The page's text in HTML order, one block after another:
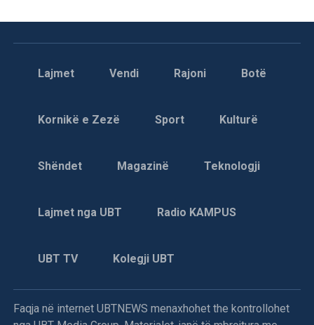
Lajmet Vendi Rajoni Botë
Kornikë e Zezë Sport Kulturë
Shëndet Magazinë Teknologji
Lajmet nga UBT Radio KAMPUS
UBT TV Kolegji UBT
Faqja në internet UBTNEWS menaxhohet the kontrollohet